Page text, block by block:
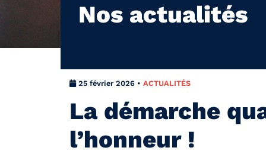
Nos actualités
25 février 2026 • ACTUALITÉS
La démarche
l’honneur !